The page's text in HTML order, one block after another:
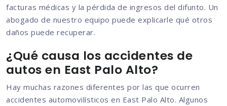
facturas médicas y la pérdida de ingresos del difunto. Un
abogado de nuestro equipo puede explicarle qué otros
daños puede recuperar.
¿Qué causa los accidentes de
autos en East Palo Alto?
Hay muchas razones diferentes por las que ocurren
accidentes automovilísticos en East Palo Alto. Algunos